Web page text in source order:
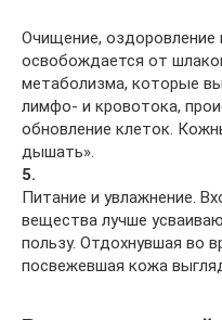
Очищение, оздоровление
освобождается от
метаболизма, которые
лимфо- и кровотока,
обновление клеток.
дышать».
5.
Питание и увлажнение.
вещества лучше
пользу. Отдохнувшая во
посвежевшая кожа